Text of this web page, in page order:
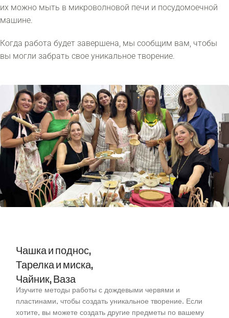
их можно мыть в микроволновой печи и посудомоечной
машине.
Когда работа будет завершена, мы сообщим вам, чтобы
вы могли забрать свое уникальное творение.
Чашка и поднос,
Тарелка и миска,
Чайник, Ваза
Изучите методы работы с дождевыми червями и
пластинами, чтобы создать уникальное творение. Если
хотите, вы можете создать другие предметы по вашему